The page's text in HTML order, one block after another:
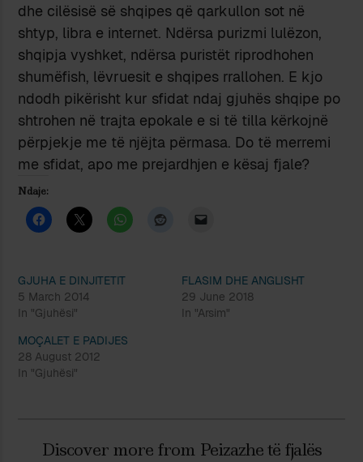
dhe cilësisë së shqipes që qarkullon sot në
shtyp, libra e internet. Ndërsa purizmi lulëzon,
shqipja vyshket, ndërsa puristët riprodhohen
shumëfish, lëvruesit e shqipes rrallohen. E kjo
ndodh pikërisht kur sfidat ndaj gjuhës shqipe po
shtrohen në trajta epokale e si të tilla kërkojnë
përpjekje me të njëjta përmasa. Do të merremi
me sfidat, apo me prejardhjen e kësaj fjale?
Ndaje:
GJUHA E DINJITETIT
5 March 2014
In "Gjuhësi"
FLASIM DHE ANGLISHT
29 June 2018
In "Arsim"
MOÇALET E PADIJES
28 August 2012
In "Gjuhësi"
Discover more from Peizazhe të fjalës